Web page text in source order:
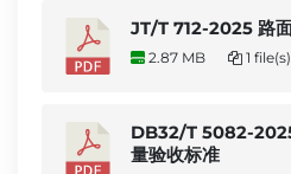
JT/T 712-2025 路
2.87 MB 1 file(s)
DB32/T 5082-
量验收标准